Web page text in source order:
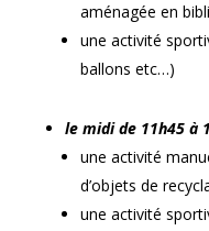
aménagée en
une activité
ballons etc…)
le midi de 11h45 à
une activité
d’objets de
une activité